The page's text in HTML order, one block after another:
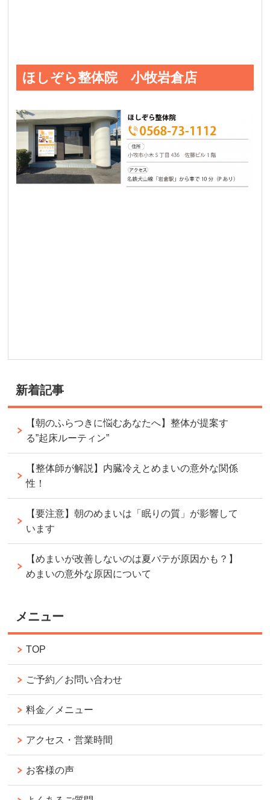
ほしぞら整体院 小牧岩倉店
新着記事
【朝のふらつきに悩むあなたへ】整体が提案す
る”起床ルーティン”
【整体師が解説】内臓冷えとめまいの意外な関係
性！
【要注意】朝のめまいは「眠りの質」が影響して
います
【めまいが改善しないのは夏バテが原因かも？】
めまいの意外な原因について
メニュー
TOP
ご予約／お問い合わせ
料金／メニュー
アクセス・営業時間
お客様の声